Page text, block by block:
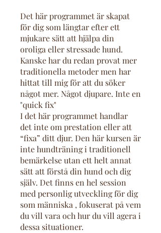
Det här programmet är skapat
för dig som längtar efter ett
mjukare sätt att hjälpa din
oroliga eller stressade hund.
Kanske har du redan provat mer
traditionella metoder men har
hittat till mig för att du söker
något mer. Något djupare. Inte en
"quick fix"
I det här programmet handlar
det inte om prestation eller att
“fixa” ditt djur. Den här kursen är
inte hundträning i traditionell
bemärkelse utan ett helt annat
sätt att förstå din hund och dig
själv. Det finns en hel session
med personlig utveckling för dig
som människa , fokuserat på vem
du vill vara och hur du vill agera i
dessa situationer.